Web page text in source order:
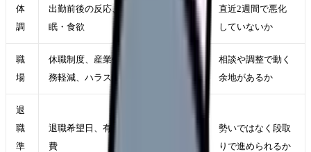
体
調
出勤前後の反応、休日の回復、睡
眠・食欲
直近2週間で悪化
していないか
職
場
休職制度、産業保健、配置転換、勤
務軽減、ハラスメント相談窓口
相談や調整で動く
余地があるか
退
職
準
退職希望日、有休、引き継ぎ、生活
費
勢いではなく段取
りで進められるか